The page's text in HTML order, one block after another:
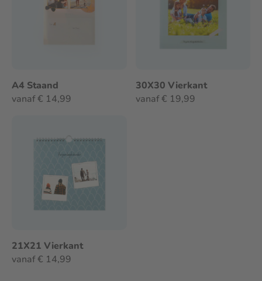
A4 Staand
vanaf € 14,99
30X30 Vierkant
vanaf € 19,99
21X21 Vierkant
vanaf € 14,99